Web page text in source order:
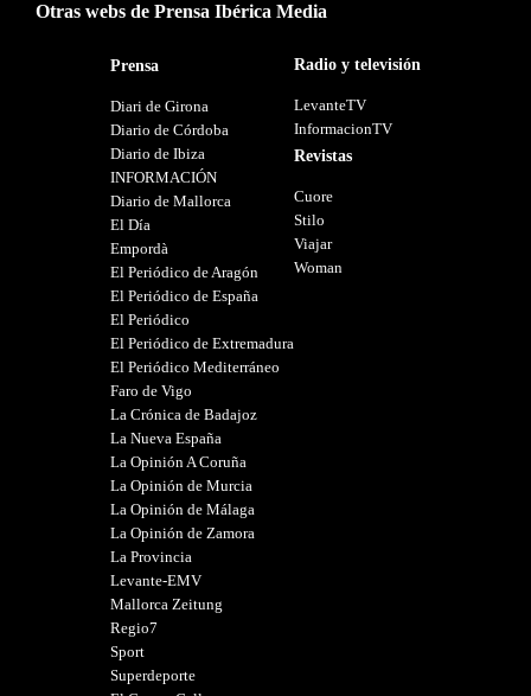
Otras webs de Prensa Ibérica Media
Prensa
Diari de Girona
Diario de Córdoba
Diario de Ibiza
INFORMACIÓN
Diario de Mallorca
El Día
Empordà
El Periódico de Aragón
El Periódico de España
El Periódico
El Periódico de Extremadura
El Periódico Mediterráneo
Faro de Vigo
La Crónica de Badajoz
La Nueva España
La Opinión A Coruña
La Opinión de Murcia
La Opinión de Málaga
La Opinión de Zamora
La Provincia
Levante-EMV
Mallorca Zeitung
Regio7
Sport
Superdeporte
Radio y televisión
LevanteTV
InformacionTV
Revistas
Cuore
Stilo
Viajar
Woman